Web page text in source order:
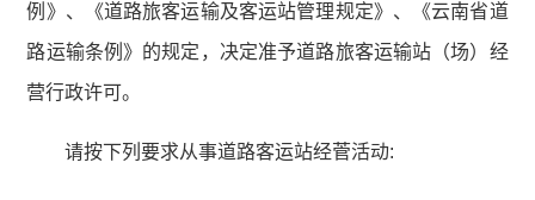
例》、《道路旅客运输及客运站管理规定》、《云南省道
路运输条例》的规定，决定准予道路旅客运输站（场）经
营行政许可。
请按下列要求从事道路客运站经菅活动: